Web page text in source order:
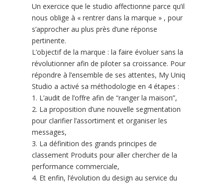
Un exercice que le studio affectionne parce qu’il
nous oblige à « rentrer dans la marque » , pour
s’approcher au plus près d’une réponse
pertinente.
L’objectif de la marque : la faire évoluer sans la
révolutionner afin de piloter sa croissance. Pour
répondre à l’ensemble de ses attentes, My Uniq
Studio a activé sa méthodologie en 4 étapes :
1. L’audit de l’offre afin de “ranger la maison”,
2. La proposition d’une nouvelle segmentation
pour clarifier l’assortiment et organiser les
messages,
3. La définition des grands principes de
classement Produits pour aller chercher de la
performance commerciale,
4. Et enfin, l’évolution du design au service du